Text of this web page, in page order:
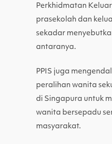
Perkhidmatan
prasekolah dan
sekadar
antaranya.
PPIS juga
peralihan wanita
di Singapura untuk
wanita bersepadu
masyarakat.